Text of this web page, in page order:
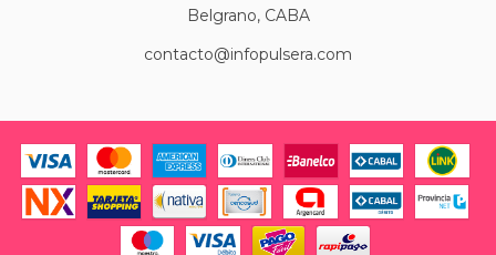
Belgrano, CABA
contacto@infopulsera.com